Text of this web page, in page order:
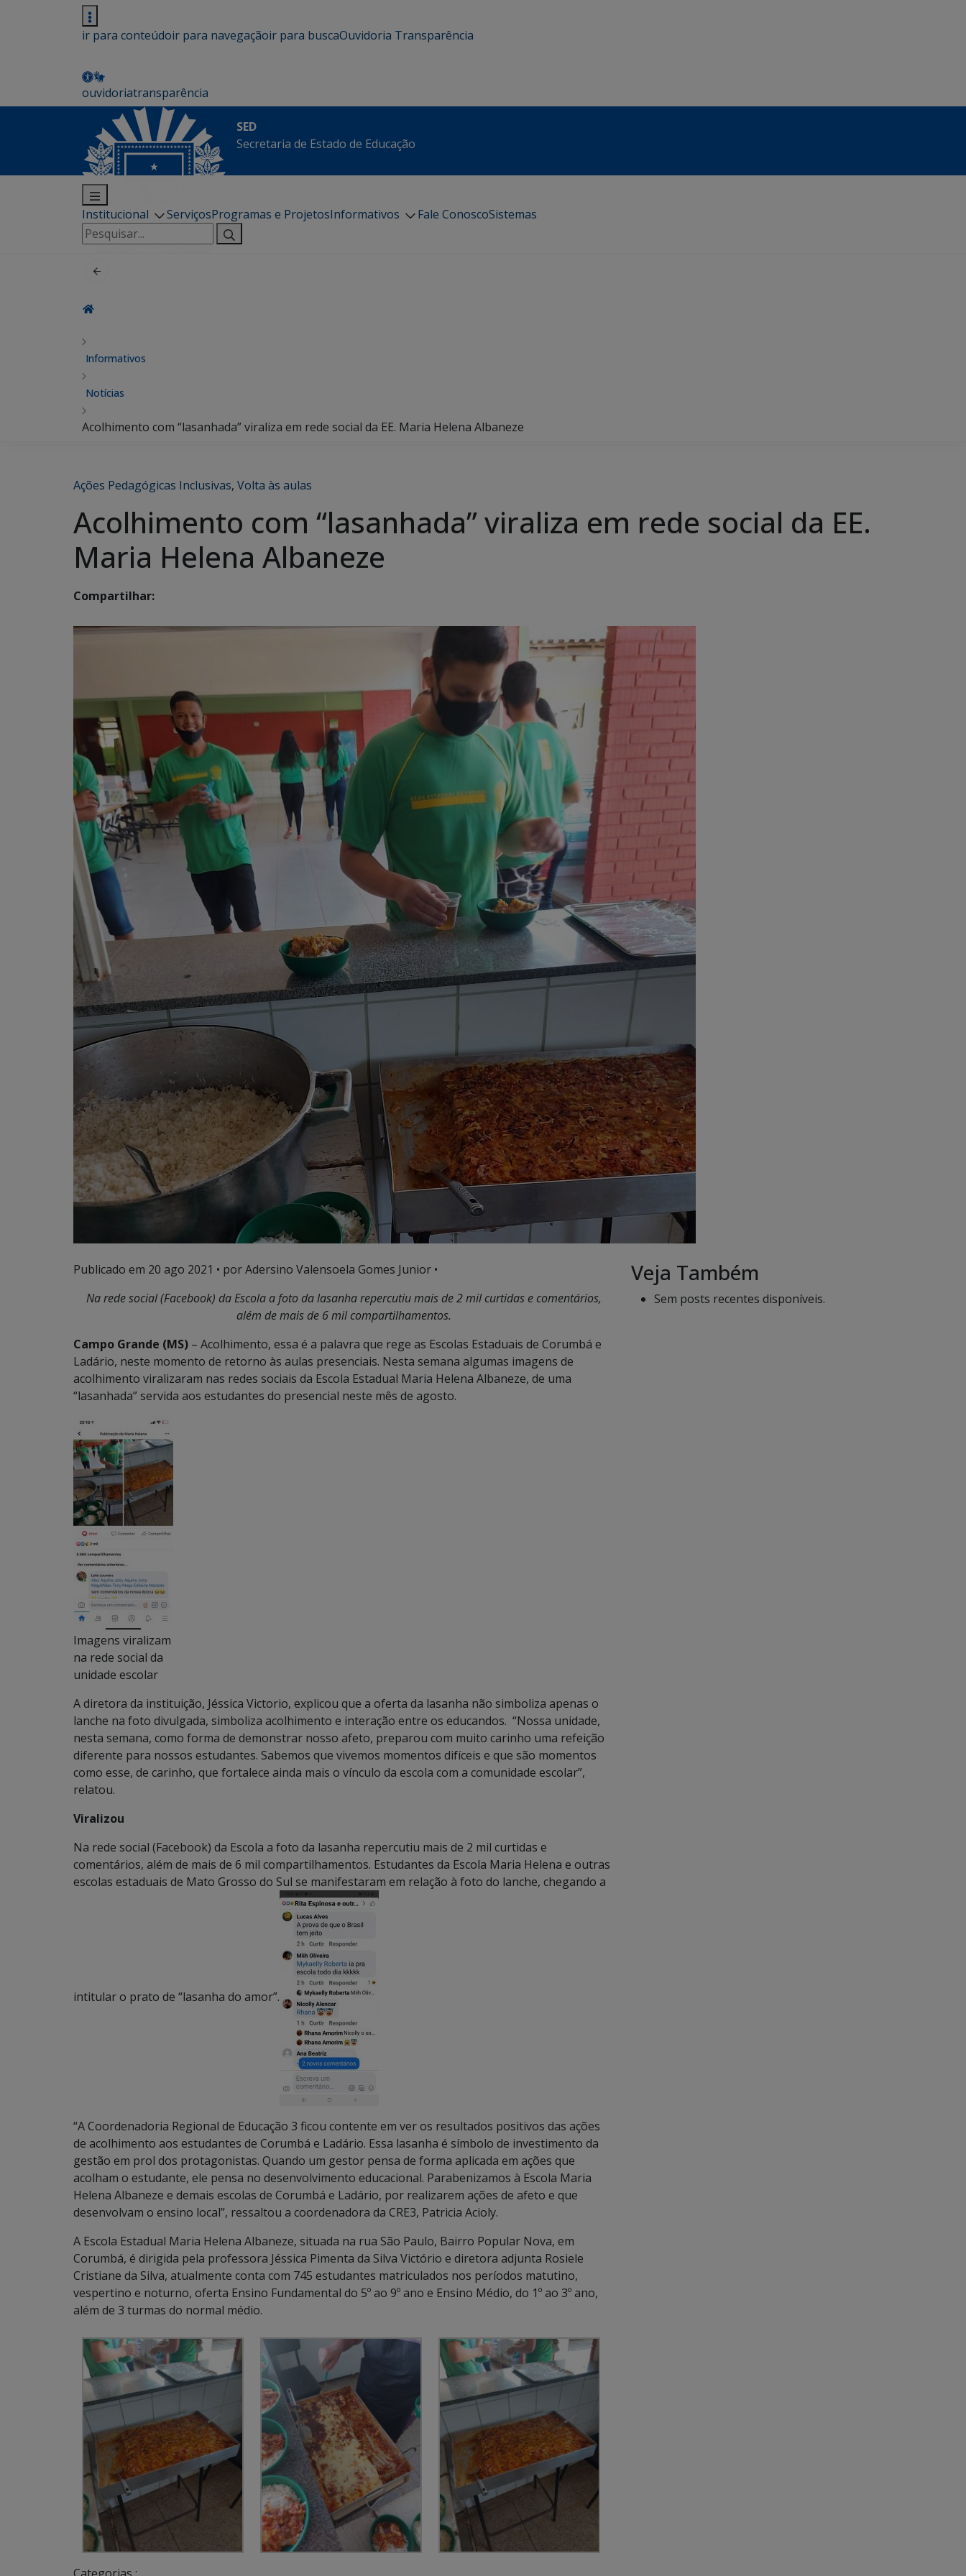
ir para conteúdoir para navegaçãoir para buscaOuvidoria Transparência
ouvidoriatransparência
SED
Secretaria de Estado de Educação
Institucional ServiçosProgramas e ProjetosInformativos Fale ConoscoSistemas
Pesquisar
por:
Informativos
Notícias
Acolhimento com “lasanhada” viraliza em rede social da EE. Maria Helena Albaneze
Ações Pedagógicas Inclusivas, Volta às aulas
Acolhimento com “lasanhada” viraliza em rede social da EE.
Maria Helena Albaneze
Compartilhar:
Publicado em 20 ago 2021 • por Adersino Valensoela Gomes Junior •
Na rede social (Facebook) da Escola a foto da lasanha repercutiu mais de 2 mil curtidas e comentários,
além de mais de 6 mil compartilhamentos.
Campo Grande (MS) – Acolhimento, essa é a palavra que rege as Escolas Estaduais de Corumbá e
Ladário, neste momento de retorno às aulas presenciais. Nesta semana algumas imagens de
acolhimento viralizaram nas redes sociais da Escola Estadual Maria Helena Albaneze, de uma
“lasanhada” servida aos estudantes do presencial neste mês de agosto.
Imagens viralizam
na rede social da
unidade escolar
A diretora da instituição, Jéssica Victorio, explicou que a oferta da lasanha não simboliza apenas o
lanche na foto divulgada, simboliza acolhimento e interação entre os educandos. “Nossa unidade,
nesta semana, como forma de demonstrar nosso afeto, preparou com muito carinho uma refeição
diferente para nossos estudantes. Sabemos que vivemos momentos difíceis e que são momentos
como esse, de carinho, que fortalece ainda mais o vínculo da escola com a comunidade escolar”,
relatou.
Viralizou
Na rede social (Facebook) da Escola a foto da lasanha repercutiu mais de 2 mil curtidas e
comentários, além de mais de 6 mil compartilhamentos. Estudantes da Escola Maria Helena e outras
escolas estaduais de Mato Grosso do Sul se manifestaram em relação à foto do lanche, chegando a
intitular o prato de “lasanha do amor”.
“A Coordenadoria Regional de Educação 3 ficou contente em ver os resultados positivos das ações
de acolhimento aos estudantes de Corumbá e Ladário. Essa lasanha é símbolo de investimento da
gestão em prol dos protagonistas. Quando um gestor pensa de forma aplicada em ações que
acolham o estudante, ele pensa no desenvolvimento educacional. Parabenizamos à Escola Maria
Helena Albaneze e demais escolas de Corumbá e Ladário, por realizarem ações de afeto e que
desenvolvam o ensino local”, ressaltou a coordenadora da CRE3, Patricia Acioly.
A Escola Estadual Maria Helena Albaneze, situada na rua São Paulo, Bairro Popular Nova, em
Corumbá, é dirigida pela professora Jéssica Pimenta da Silva Victório e diretora adjunta Rosiele
Cristiane da Silva, atualmente conta com 745 estudantes matriculados nos períodos matutino,
vespertino e noturno, oferta Ensino Fundamental do 5º ao 9º ano e Ensino Médio, do 1º ao 3º ano,
além de 3 turmas do normal médio.
Veja Também
Sem posts recentes disponíveis.